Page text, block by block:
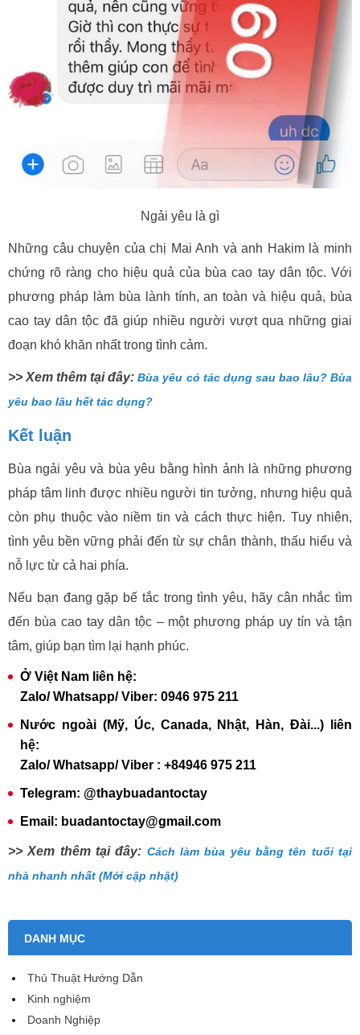
Ngải yêu là gì
Những câu chuyện của chị Mai Anh và anh Hakim là minh
chứng rõ ràng cho hiệu quả của bùa cao tay dân tộc. Với
phương pháp làm bùa lành tính, an toàn và hiệu quả, bùa
cao tay dân tộc đã giúp nhiều người vượt qua những giai
đoạn khó khăn nhất trong tình cảm.
>> Xem thêm tại đây:Bùa yêu có tác dụng sau bao lâu? Bùa
yêu bao lâu hết tác dụng?
Kết luận
Bùa ngải yêu và bùa yêu bằng hình ảnh là những phương
pháp tâm linh được nhiều người tin tưởng, nhưng hiệu quả
còn phụ thuộc vào niềm tin và cách thực hiện. Tuy nhiên,
tình yêu bền vững phải đến từ sự chân thành, thấu hiểu và
nỗ lực từ cả hai phía.
Nếu bạn đang gặp bế tắc trong tình yêu, hãy cân nhắc tìm
đến bùa cao tay dân tộc – một phương pháp uy tín và tận
tâm, giúp bạn tìm lại hạnh phúc.
Ở Việt Nam liên hệ:
Zalo/ Whatsapp/ Viber: 0946 975 211
Nước ngoài (Mỹ, Úc, Canada, Nhật, Hàn, Đài...) liên
hệ:
Zalo/ Whatsapp/ Viber : +84946 975 211
Telegram: @thaybuadantoctay
Email: buadantoctay@gmail.com
>> Xem thêm tại đây: Cách làm bùa yêu bằng tên tuổi tại
nhà nhanh nhất (Mới cập nhật)
DANH MỤC
Thủ Thuật Hướng Dẫn
Kinh nghiệm
Doanh Nghiệp